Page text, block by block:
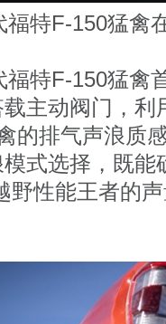
福特F-150猛禽
福特F-150猛禽
主动阀门，
的排气声浪质
式选择，既能
野性能王者的